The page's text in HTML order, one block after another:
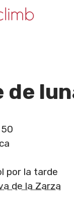
de
50
por la tarde
de la Zarza